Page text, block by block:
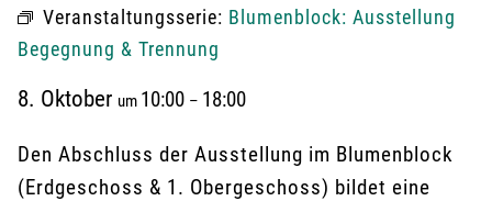
Veranstaltungsserie: Blumenblock: Ausstellung
Begegnung & Trennung
8. Oktober um 10:00 – 18:00
Den Abschluss der Ausstellung im Blumenblock
(Erdgeschoss & 1. Obergeschoss) bildet eine